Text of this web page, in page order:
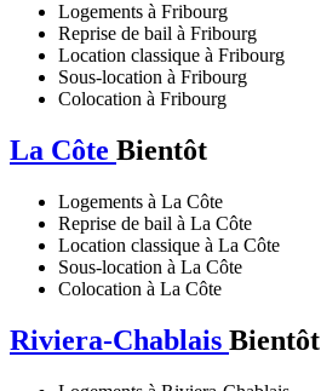
Logements à Fribourg
Reprise de bail à Fribourg
Location classique à Fribourg
Sous-location à Fribourg
Colocation à Fribourg
La Côte Bientôt
Logements à La Côte
Reprise de bail à La Côte
Location classique à La Côte
Sous-location à La Côte
Colocation à La Côte
Riviera-Chablais Bientôt